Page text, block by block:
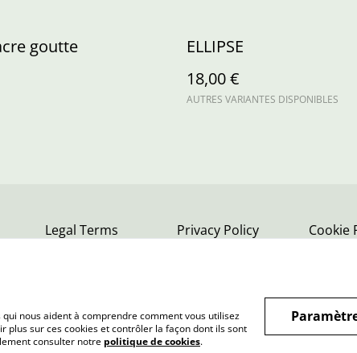
goutte
ELLIPSE
18,00 €
AUTRES VARIANTES DISPONIBLES
Legal Terms Privacy Policy Cookie
nous aident à comprendre comment vous utilisez
plus sur ces cookies et contrôler la façon dont ils sont
consulter notre politique de cookies.